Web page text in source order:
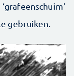
gebruiken.